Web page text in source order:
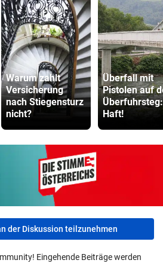
Warum zahlt
Versicherung
nach Stiegensturz
nicht?
Überfall mit
Pistolen auf
Überfuhrsteg:
Haft!
der Diskussion teilzunehmen
Eingehende Beiträge werden